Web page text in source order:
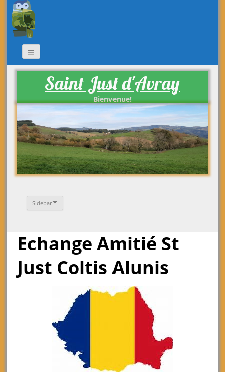
Saint Just d'Avray
Bienvenue!
Sidebar
Echange Amitié St
Just Coltis Alunis